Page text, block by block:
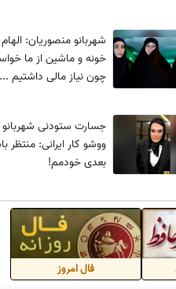
شهربانو منصوریان:
خونه و ماشین از ما
چون نیاز مالی داشتیم
جسارت ستودنی
ووشو کار ایرانی: منتظر
بعدی خودمم!
فال امروز